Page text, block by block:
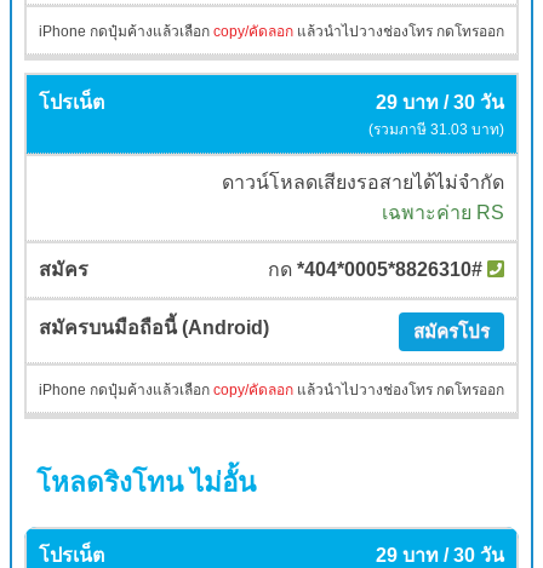
iPhone กดปุ๋มค้างแล้วเลือกcopy/คัดลอก แล้วนำไปวางช่องโทร กดโทรออก
29 บาท / 30 วัน
(รวมภาษี 31.03 บาท)
ดาวน์โหลดเสียงรอสายได้ไม่จำกัด
เฉพาะค่าย RS
กด*404*0005*8826310#
สมัครโปร
iPhone กดปุ๋มค้างแล้วเลือกcopy/คัดลอก แล้วนำไปวางช่องโทร กดโทรออก
โหลดริงโทน ไม่อั้น
29 บาท / 30 วัน